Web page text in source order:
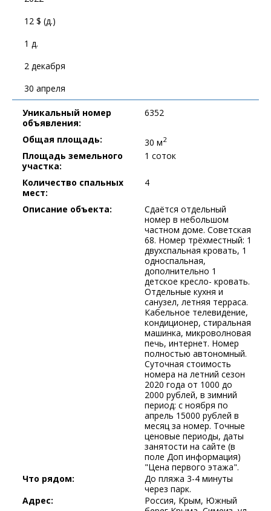
12 $ (д.)
1 д.
2 декабря
30 апреля
Уникальный номер
объявления:
6352
Общая площадь: 30 м2
Площадь земельного
участка:
1 соток
Количество спальных
мест:
4
Описание объекта:
Сдаётся отдельный
номер в небольшом
частном доме. Советская
68. Номер трёхместный: 1
двухспальная кровать, 1
односпальная,
дополнительно 1
детское кресло- кровать.
Отдельные кухня и
санузел, летняя терраса.
Кабельное телевидение,
кондиционер, стиральная
машинка, микроволновая
печь, интернет. Номер
полностью автономный.
Суточная стоимость
номера на летний сезон
2020 года от 1000 до
2000 рублей, в зимний
период: с ноября по
апрель 15000 рублей в
месяц за номер. Точные
ценовые периоды, даты
занятости на сайте (в
поле Доп информация)
"Цена первого этажа".
Что рядом:
До пляжа 3-4 минуты
через парк.
Адрес:
Россия, Крым, Южный